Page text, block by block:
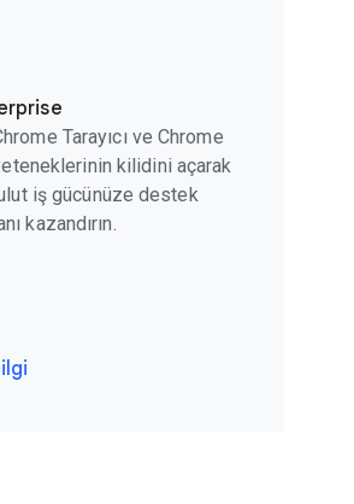
Tarayıcı ve Chrome
kilidini açarak
iş gücünüze destek
kazandırın.